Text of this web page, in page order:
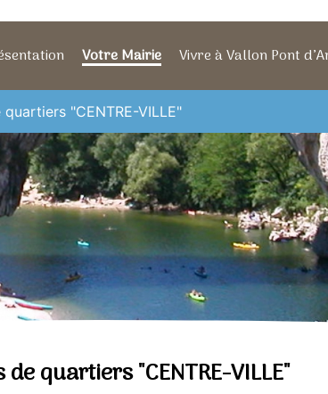
Votre Mairie Vivre à Vallon Pont
quartiers "CENTRE-VILLE"
de quartiers "CENTRE-VILLE"